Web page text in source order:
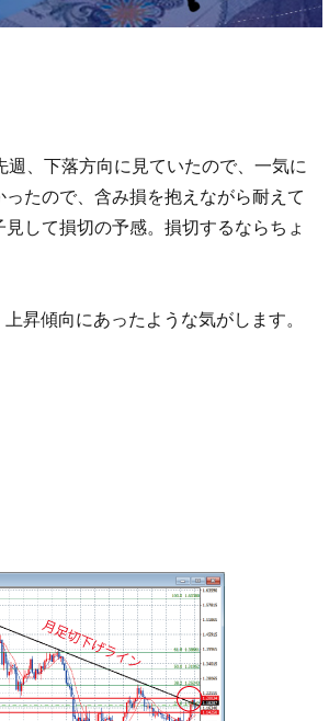
、下落方向に見ていたので、一気に
たので、含み損を抱えながら耐えて
して損切の予感。損切するならちょ
昇傾向にあったような気がします。